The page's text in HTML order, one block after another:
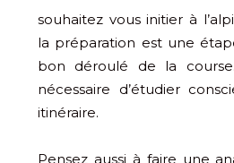
souhaitez vous initier à
la préparation est une
bon déroulé de la
nécessaire d’étudier
itinéraire.
Pensez aussi à faire une